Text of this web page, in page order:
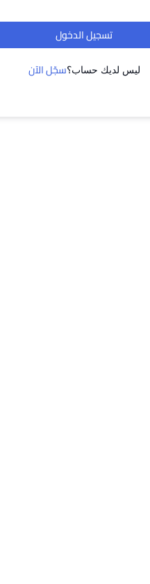
تسجيل الدخول
ليس لديك حساب؟سجّل الآن